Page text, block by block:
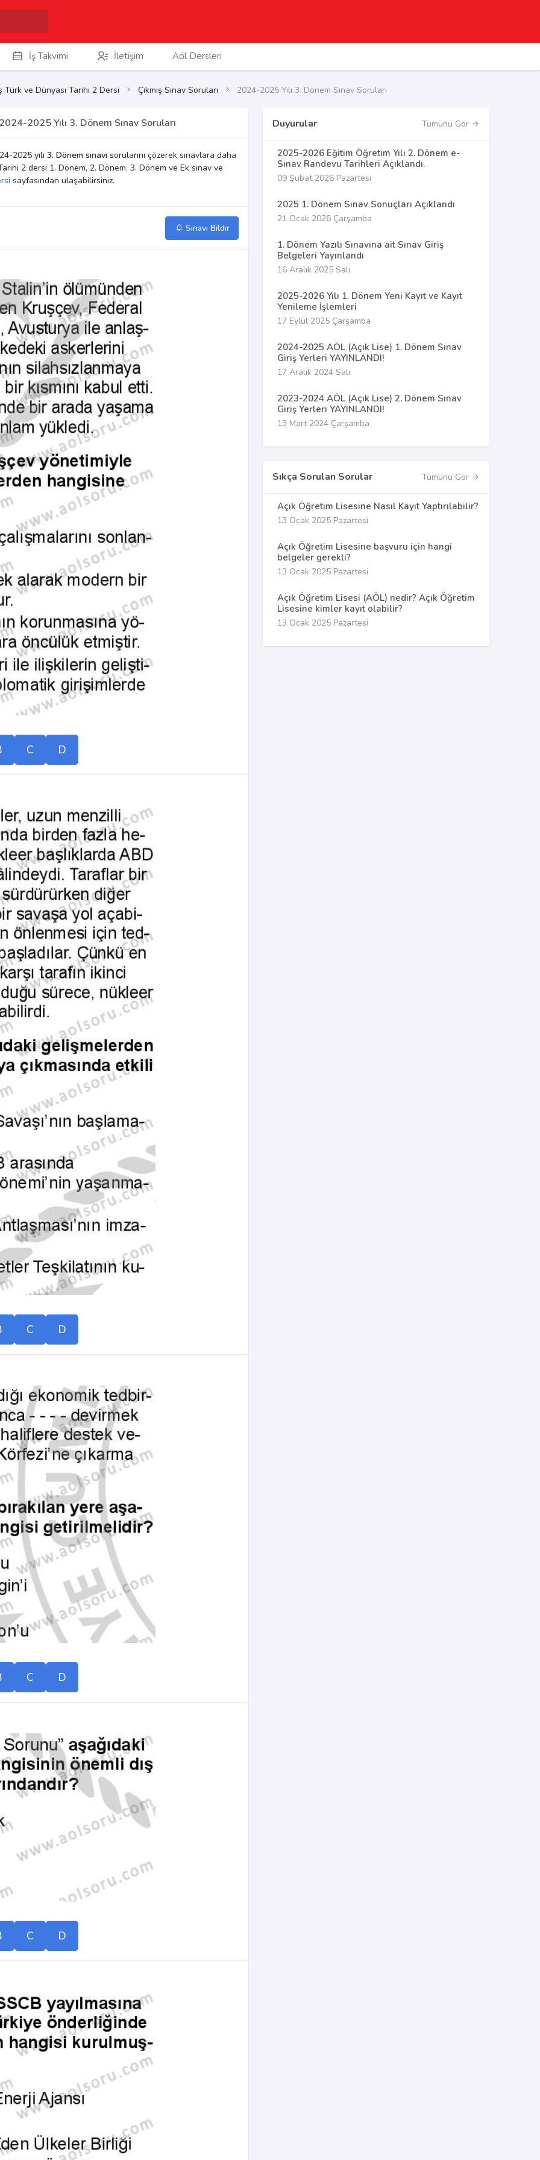
İş Takvimi İletişim Aöl Dersleri
Türk ve Dünyası Tarihi 2 Dersi Çıkmış Sınav Soruları 2024-2025 Yılı 3. Dönem Sınav Soruları
2025 Yılı 3. Dönem Sınav Soruları
2025 yılı 3. Dönem sınavı sorularını çözerek sınavlara daha
2 dersi 1. Dönem, 2. Dönem, 3. Dönem ve Ek sınav ve
sayfasından ulaşabilirsiniz.
Sınavı Bildir
C D
C D
C D
C D
Duyurular Tümünü Gör
2025-2026 Eğitim Öğretim Yılı 2. Dönem e-
Sınav Randevu Tarihleri Açıklandı.
09 Şubat 2026 Pazartesi
2025 1. Dönem Sınav Sonuçları Açıklandı
21 Ocak 2026 Çarşamba
1. Dönem Yazılı Sınavına ait Sınav Giriş
Belgeleri Yayınlandı
16 Aralık 2025 Salı
2025-2026 Yılı 1. Dönem Yeni Kayıt ve Kayıt
Yenileme İşlemleri
17 Eylül 2025 Çarşamba
2024-2025 AÖL (Açık Lise) 1. Dönem Sınav
Giriş Yerleri YAYINLANDI!
17 Aralık 2024 Salı
2023-2024 AÖL (Açık Lise) 2. Dönem Sınav
Giriş Yerleri YAYINLANDI!
13 Mart 2024 Çarşamba
Sıkça Sorulan Sorular Tümünü Gör
Açık Öğretim Lisesine Nasıl Kayıt Yaptırılabilir?
13 Ocak 2025 Pazartesi
Açık Öğretim Lisesine başvuru için hangi
belgeler gerekli?
13 Ocak 2025 Pazartesi
Açık Öğretim Lisesi (AÖL) nedir? Açık Öğretim
Lisesine kimler kayıt olabilir?
13 Ocak 2025 Pazartesi